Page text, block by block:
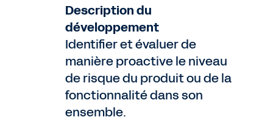
Description du
développement
Identifier et évaluer de
manière proactive le niveau
de risque du produit ou de la
fonctionnalité dans son
ensemble.